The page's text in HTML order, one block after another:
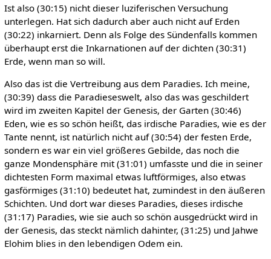
Ist also (30:15) nicht dieser luziferischen Versuchung
unterlegen. Hat sich dadurch aber auch nicht auf Erden
(30:22) inkarniert. Denn als Folge des Sündenfalls kommen
überhaupt erst die Inkarnationen auf der dichten (30:31)
Erde, wenn man so will.
Also das ist die Vertreibung aus dem Paradies. Ich meine,
(30:39) dass die Paradieseswelt, also das was geschildert
wird im zweiten Kapitel der Genesis, der Garten (30:46)
Eden, wie es so schön heißt, das irdische Paradies, wie es der
Tante nennt, ist natürlich nicht auf (30:54) der festen Erde,
sondern es war ein viel größeres Gebilde, das noch die
ganze Mondensphäre mit (31:01) umfasste und die in seiner
dichtesten Form maximal etwas luftförmiges, also etwas
gasförmiges (31:10) bedeutet hat, zumindest in den äußeren
Schichten. Und dort war dieses Paradies, dieses irdische
(31:17) Paradies, wie sie auch so schön ausgedrückt wird in
der Genesis, das steckt nämlich dahinter, (31:25) und Jahwe
Elohim blies in den lebendigen Odem ein.